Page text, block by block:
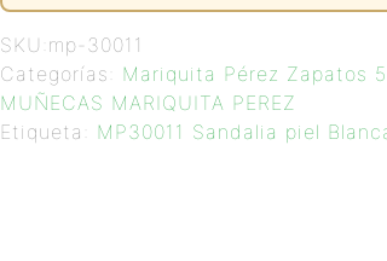
SKU: mp-30011
Categorías: Mariquita Pérez Zapatos
MUÑECAS MARIQUITA PEREZ
Etiqueta: MP30011 Sandalia piel